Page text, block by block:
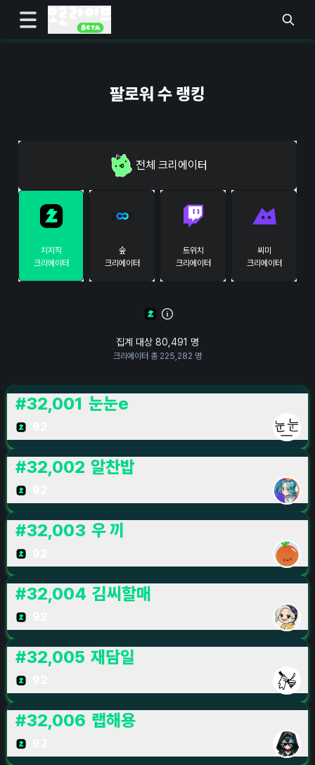
팔로워 수 랭킹
전체 크리에이터
치지직
크리에이터
숲
크리에이터
트위치
크리에이터
씨미
크리에이터
집계 대상 80,491 명
크리에이터 총 225,282 명
#32,001 눈눈e
#32,002 알찬밥
#32,003 우 끼
#32,004 김씨할매
#32,005 재담일
#32,006 랩해용